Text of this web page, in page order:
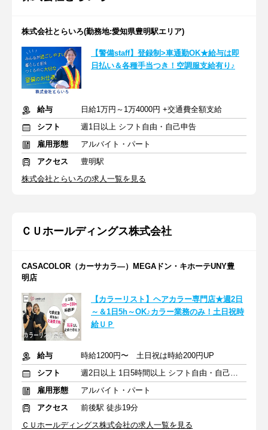
株式会社とらいろ(勤務地:愛知県豊明駅エリア)
【警備staff】登録制>車通勤OK★給与は即
日払い＆各種手当つき！空調服支給有り♪
給与
日給1万円～1万4000円 +交通費全額支給
シフト
週1日以上 シフト自由・自己申告
雇用形態
アルバイト・パート
アクセス
豊明駅
株式会社とらいろの求人一覧を見る
ＣＵホールディングス株式会社
CASACOLOR（カーサカラ―）MEGAドン・キホーテUNY豊
明店
【カラーリスト】ヘアカラー専門店★週2日
～＆1日5h～OK♪カラー業務のみ！土日祝時
給ＵＰ
給与
時給1200円〜 土日祝は時給200円UP
シフト
週2日以上 1日5時間以上 シフト自由・自己申告
雇用形態
アルバイト・パート
アクセス
前後駅 徒歩19分
ＣＵホールディングス株式会社の求人一覧を見る